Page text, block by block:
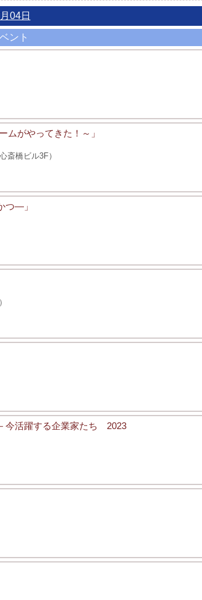
04日
ント
ムがやってきた！～」
斎橋ビル3F）
つ―」
今活躍する企業家たち 2023